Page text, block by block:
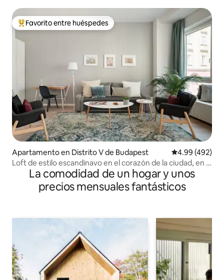
Favorito entre huéspedes preferido
Favorito entre huéspedes
Apartamento en Distrito V de Budapest Calificación
4.99 (492)
Loft de estilo escandinavo en el corazón de la ciudad, en el
distrito VLa comodidad de un hogar y unos
precios mensuales fantásticos